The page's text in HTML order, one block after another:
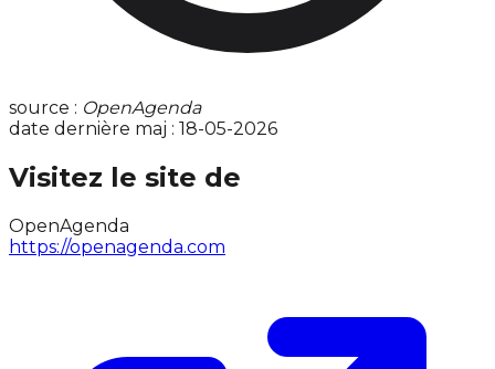
source : OpenAgenda
date dernière maj : 18-05-2026
Visitez le site de
OpenAgenda
https://openagenda.com